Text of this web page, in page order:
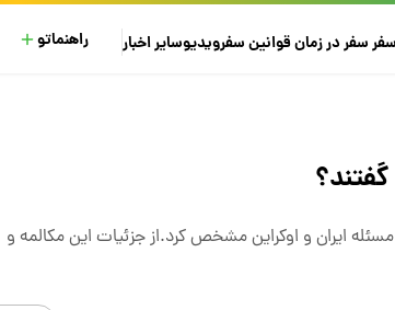
سفر در زمانقوانین سفرویدیوسایراخبار راهنماتو
مسئله ایران و اوکراین مشخص کرد.از جزئیات این مکالمه و